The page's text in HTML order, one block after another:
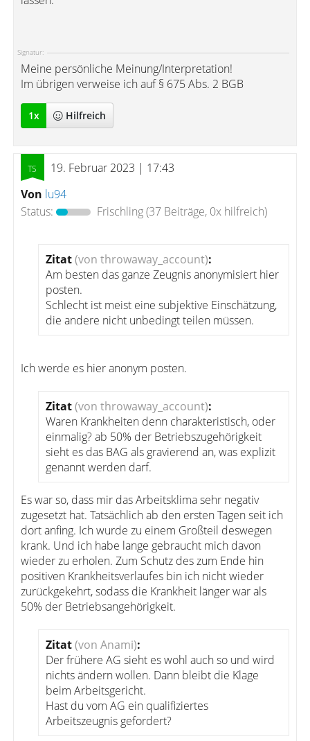
Signatur:
Meine persönliche Meinung/Interpretation!
Im übrigen verweise ich auf § 675 Abs. 2 BGB
1x Hilfreich
19. Februar 2023 | 17:43
Von lu94
Status:
Frischling(37 Beiträge, 0x hilfreich)
Zitat(von throwaway_account):
Am besten das ganze Zeugnis anonymisiert hier
posten.
Schlecht ist meist eine subjektive Einschätzung,
die andere nicht unbedingt teilen müssen.
Ich werde es hier anonym posten.
Zitat(von throwaway_account):
Waren Krankheiten denn charakteristisch, oder
einmalig? ab 50% der Betriebszugehörigkeit
sieht es das BAG als gravierend an, was explizit
genannt werden darf.
Es war so, dass mir das Arbeitsklima sehr negativ
zugesetzt hat. Tatsächlich ab den ersten Tagen seit ich
dort anfing. Ich wurde zu einem Großteil deswegen
krank. Und ich habe lange gebraucht mich davon
wieder zu erholen. Zum Schutz des zum Ende hin
positiven Krankheitsverlaufes bin ich nicht wieder
zurückgekehrt, sodass die Krankheit länger war als
50% der Betriebsangehörigkeit.
Zitat(von Anami):
Der frühere AG sieht es wohl auch so und wird
nichts ändern wollen. Dann bleibt die Klage
beim Arbeitsgericht.
Hast du vom AG ein qualifiziertes
Arbeitszeugnis gefordert?